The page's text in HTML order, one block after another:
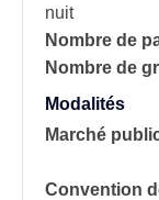
nuit
Nombre de
Nombre de
Modalités
Marché
Convention